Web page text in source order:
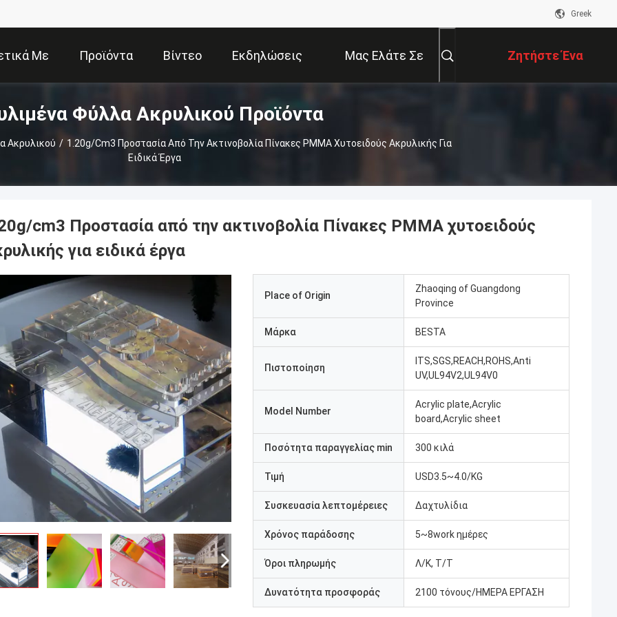
Greek
Με
Εμάς
Προϊόντα Βίντεο Εκδηλώσεις Μας Ελάτε Σε Ζητήστε Ένα
Απόσπασμα
Φύλλα Ακρυλικού Προϊόντα
Ακρυλικού / 1.20g/cm3 Προστασία Από Την Ακτινοβολία Πίνακες PMMA Χυτοειδούς Ακρυλικής Για
Ειδικά Έργα
cm3 Προστασία από την ακτινοβολία Πίνακες PMMA χυτοειδούς
για ειδικά έργα
Place of Origin
Zhaoqing of Guangdong
Province
Μάρκα BESTA
Πιστοποίηση
ITS,SGS,REACH,ROHS,Anti
UV,UL94V2,UL94V0
Model Number
Acrylic plate,Acrylic
board,Acrylic sheet
Ποσότητα παραγγελίας min 300 κιλά
Τιμή USD3.5~4.0/KG
Συσκευασία λεπτομέρειες Δαχτυλίδια
Χρόνος παράδοσης 5~8work ημέρες
Όροι πληρωμής Λ/Κ, Τ/Τ
Δυνατότητα προσφοράς 2100 τόνους/ΗΜΕΡΑ ΕΡΓΑΣΗ